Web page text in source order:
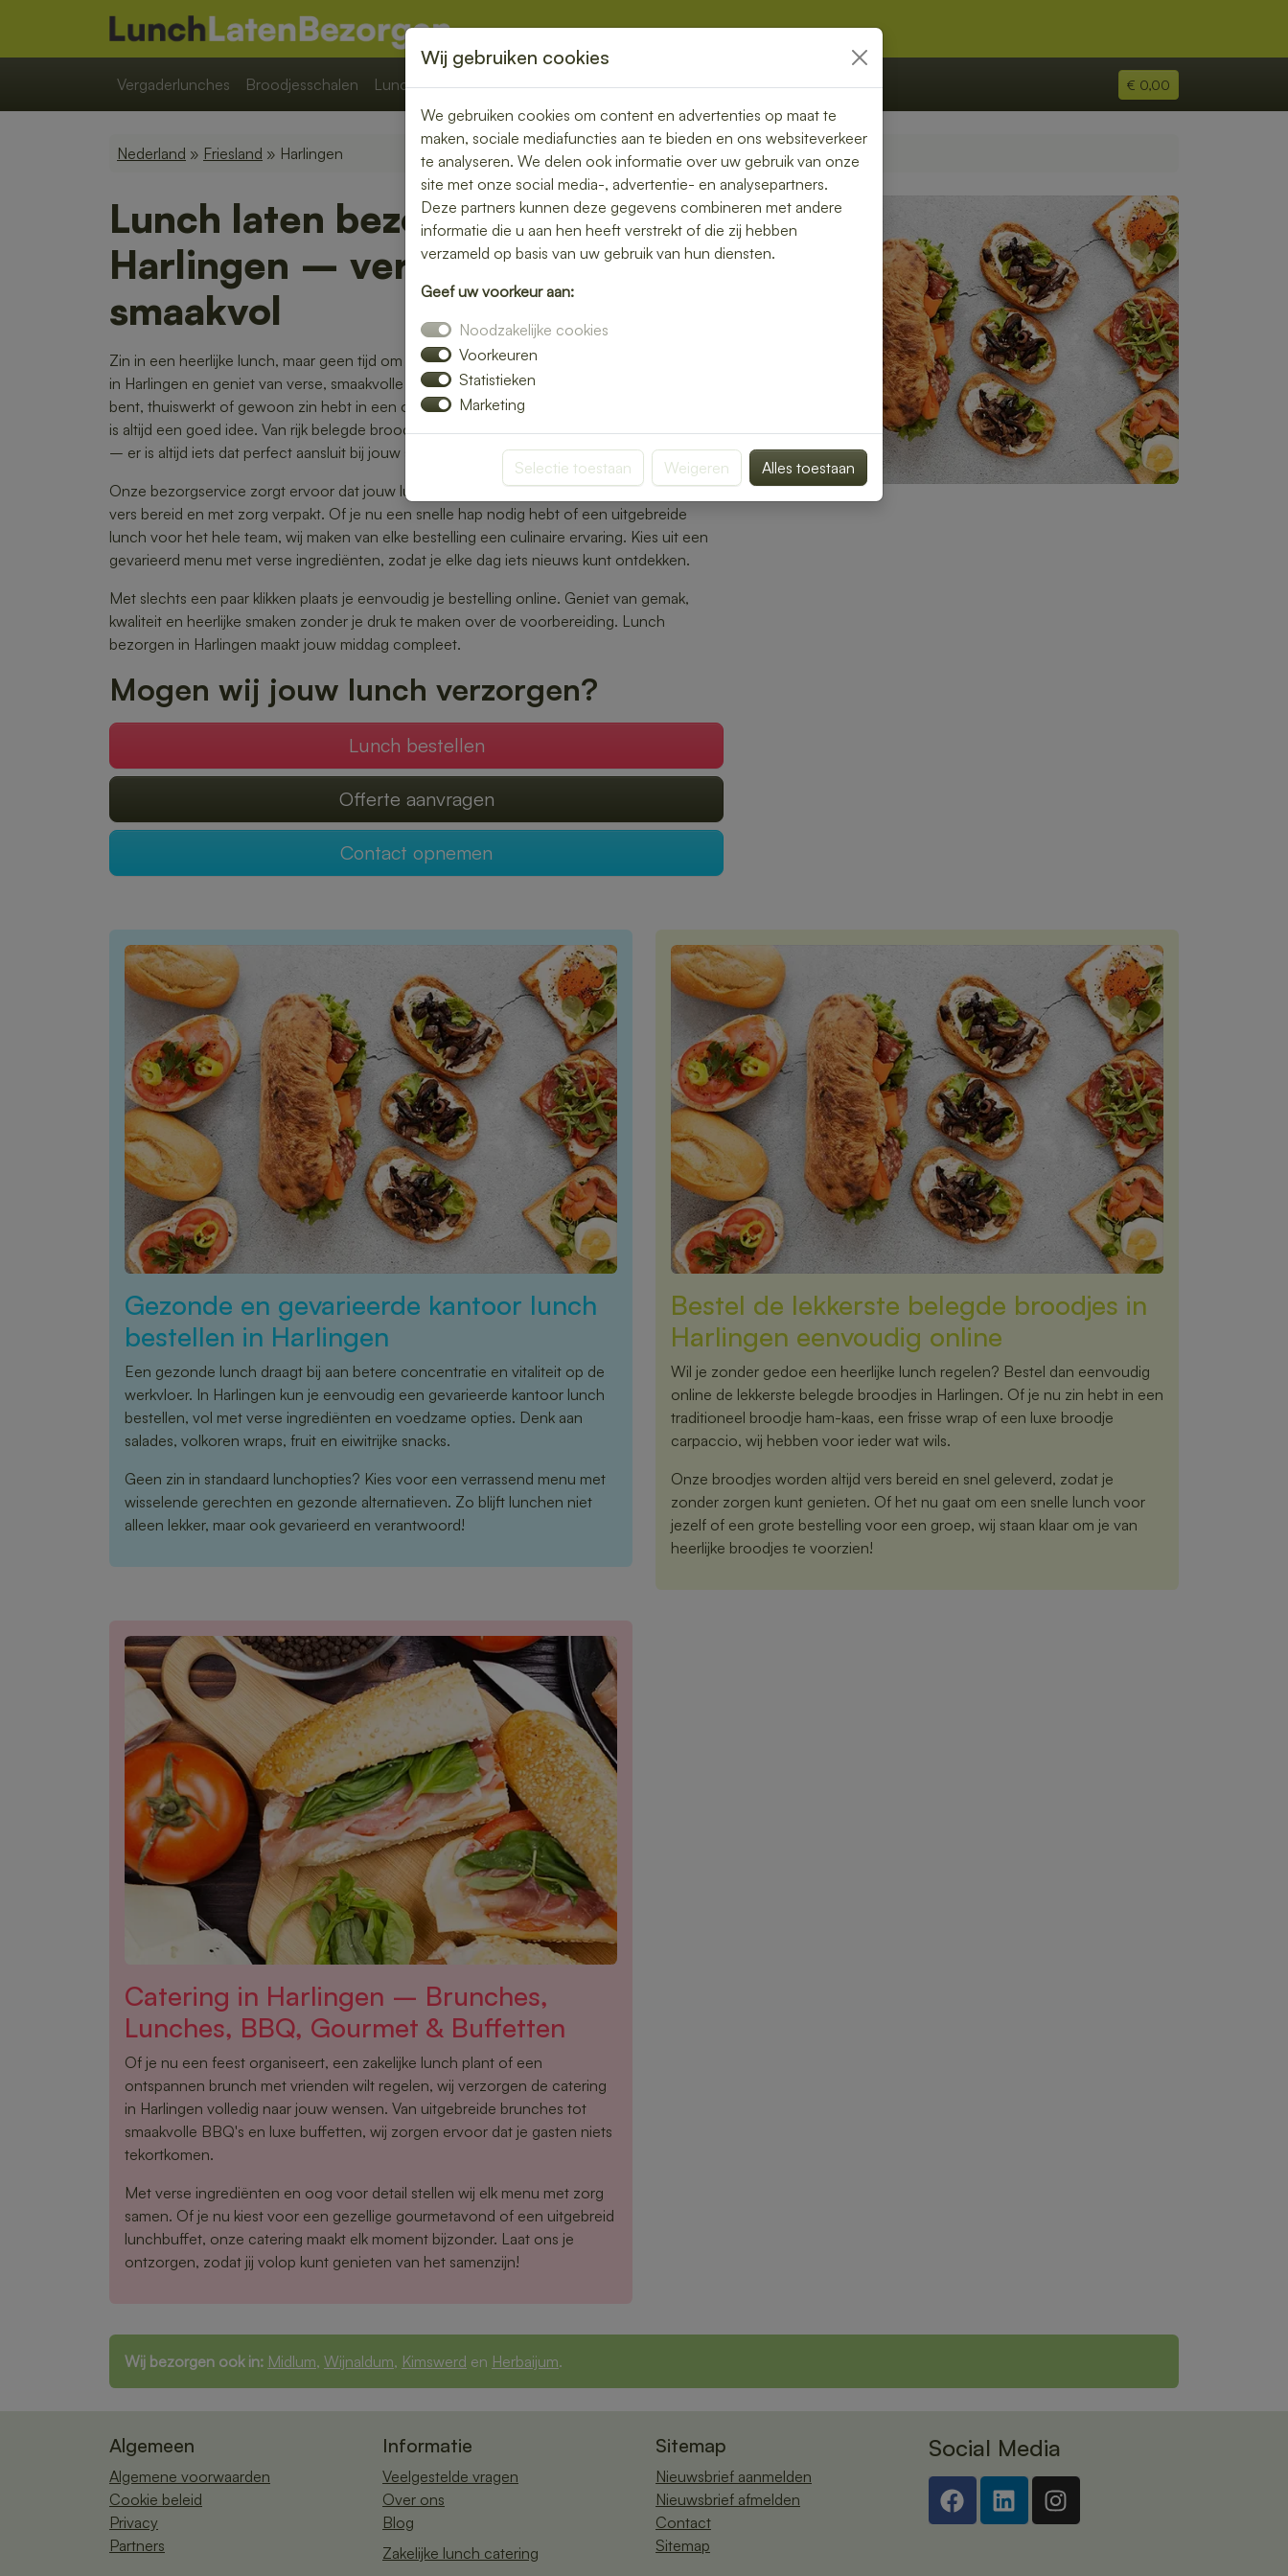
Vergaderlunches Broodjesschalen Lunchpakketten Overige € 0,00
Nederland » Friesland » Harlingen
Lunch laten bezorgen in
Harlingen – vers, snel en
smaakvol
Zin in een heerlijke lunch, maar geen tijd om zelf iets klaar te maken? Laat je lunch bezorgen
in Harlingen en geniet van verse, smaakvolle gerechten zonder gedoe. Of je nu op kantoor
bent, thuiswerkt of gewoon zin hebt in een ontspannen middagpauze, een bezorgde lunch
is altijd een goed idee. Van rijk belegde broodjes tot gezonde salades en warme maaltijden
– er is altijd iets dat perfect aansluit bij jouw smaak.
Onze bezorgservice zorgt ervoor dat jouw lunch op het gewenste tijdstip wordt geleverd,
vers bereid en met zorg verpakt. Of je nu een snelle hap nodig hebt of een uitgebreide
lunch voor het hele team, wij maken van elke bestelling een culinaire ervaring. Kies uit een
gevarieerd menu met verse ingrediënten, zodat je elke dag iets nieuws kunt ontdekken.
Met slechts een paar klikken plaats je eenvoudig je bestelling online. Geniet van gemak,
kwaliteit en heerlijke smaken zonder je druk te maken over de voorbereiding. Lunch
bezorgen in Harlingen maakt jouw middag compleet.
Mogen wij jouw lunch verzorgen?
Lunch bestellen
Offerte aanvragen
Contact opnemen
Gezonde en gevarieerde kantoor lunch
bestellen in Harlingen
Een gezonde lunch draagt bij aan betere concentratie en vitaliteit op de
werkvloer. In Harlingen kun je eenvoudig een gevarieerde kantoor lunch
bestellen, vol met verse ingrediënten en voedzame opties. Denk aan
salades, volkoren wraps, fruit en eiwitrijke snacks.
Geen zin in standaard lunchopties? Kies voor een verrassend menu met
wisselende gerechten en gezonde alternatieven. Zo blijft lunchen niet
alleen lekker, maar ook gevarieerd en verantwoord!
Bestel de lekkerste belegde broodjes in
Harlingen eenvoudig online
Wil je zonder gedoe een heerlijke lunch regelen? Bestel dan eenvoudig
online de lekkerste belegde broodjes in Harlingen. Of je nu zin hebt in een
traditioneel broodje ham-kaas, een frisse wrap of een luxe broodje
carpaccio, wij hebben voor ieder wat wils.
Onze broodjes worden altijd vers bereid en snel geleverd, zodat je
zonder zorgen kunt genieten. Of het nu gaat om een snelle lunch voor
jezelf of een grote bestelling voor een groep, wij staan klaar om je van
heerlijke broodjes te voorzien!
Catering in Harlingen – Brunches,
Lunches, BBQ, Gourmet & Buffetten
Of je nu een feest organiseert, een zakelijke lunch plant of een
ontspannen brunch met vrienden wilt regelen, wij verzorgen de catering
in Harlingen volledig naar jouw wensen. Van uitgebreide brunches tot
smaakvolle BBQ's en luxe buffetten, wij zorgen ervoor dat je gasten niets
tekortkomen.
Met verse ingrediënten en oog voor detail stellen wij elk menu met zorg
samen. Of je nu kiest voor een gezellige gourmetavond of een uitgebreid
lunchbuffet, onze catering maakt elk moment bijzonder. Laat ons je
ontzorgen, zodat jij volop kunt genieten van het samenzijn!
Wij bezorgen ook in: Midlum, Wijnaldum, Kimswerd en Herbaijum.
Algemeen
Algemene voorwaarden
Cookie beleid
Privacy
Partners
Informatie
Veelgestelde vragen
Over ons
Blog
Zakelijke lunch catering
Sitemap
Nieuwsbrief aanmelden
Nieuwsbrief afmelden
Contact
Sitemap
Social Media
Wij gebruiken cookies
We gebruiken cookies om content en advertenties op maat te
maken, sociale mediafuncties aan te bieden en ons websiteverkeer
te analyseren. We delen ook informatie over uw gebruik van onze
site met onze social media-, advertentie- en analysepartners.
Deze partners kunnen deze gegevens combineren met andere
informatie die u aan hen heeft verstrekt of die zij hebben
verzameld op basis van uw gebruik van hun diensten.
Geef uw voorkeur aan:
Noodzakelijke cookies
Voorkeuren
Statistieken
Marketing
Selectie toestaan Weigeren Alles toestaan